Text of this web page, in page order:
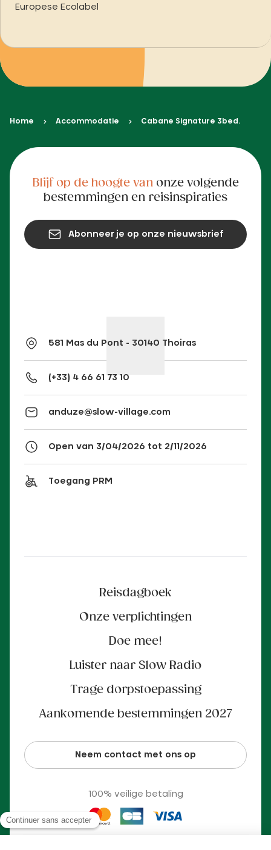
Europese Ecolabel
Home Accommodatie Cabane Signature 3bed.
581 Mas du Pont - 30140 Thoiras
(+33) 4 66 61 73 10
anduze@slow-village.com
Open van 3/04/2026 tot 2/11/2026
Toegang PRM
Reisdagboek
Onze verplichtingen
Doe mee!
Luister naar Slow Radio
Trage dorpstoepassing
Aankomende bestemmingen 2027
Neem contact met ons op
100% veilige betaling
Blijf op de hoogte van onze volgende
bestemmingen en reisinspiraties
Abonneer je op onze nieuwsbrief